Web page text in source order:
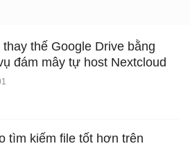
thay thế Google Drive bằng
đám mây tự host Nextcloud
tìm kiếm file tốt hơn trên